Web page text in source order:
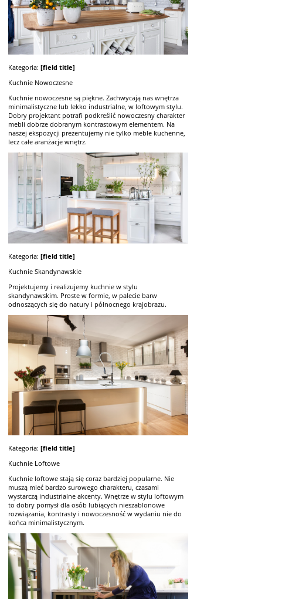
Kategoria: [field title]
Kuchnie Nowoczesne
Kuchnie nowoczesne są piękne. Zachwycają nas wnętrza
minimalistyczne lub lekko industrialne, w loftowym stylu.
Dobry projektant potrafi podkreślić nowoczesny charakter
mebli dobrze dobranym kontrastowym elementem. Na
naszej ekspozycji prezentujemy nie tylko meble kuchenne,
lecz całe aranżacje wnętrz.
Kategoria: [field title]
Kuchnie Skandynawskie
Projektujemy i realizujemy kuchnie w stylu
skandynawskim. Proste w formie, w palecie barw
odnoszących się do natury i północnego krajobrazu.
Kategoria: [field title]
Kuchnie Loftowe
Kuchnie loftowe stają się coraz bardziej popularne. Nie
muszą mieć bardzo surowego charakteru, czasami
wystarczą industrialne akcenty. Wnętrze w stylu loftowym
to dobry pomysł dla osób lubiących nieszablonowe
rozwiązania, kontrasty i nowoczesność w wydaniu nie do
końca minimalistycznym.